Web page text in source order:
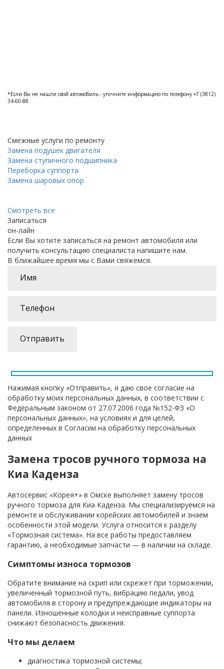
*Если Вы не нашли свой автомобиль - уточните информацию по телефону +7 (3812)
34-60-88
Смежные услуги по ремонту
Замена подушек двигателя
Замена ступичного подшипника
Переборка суппорта
Замена шаровых опор
Смотреть все
Записаться
он-лайн
Если Вы хотите записаться на ремонт автомобиля или
получить консультацию специалиста напишите нам.
В ближайшее время мы с Вами свяжемся.
Нажимая кнопку «Отправить», я даю свое согласие на
обработку моих персональных данных, в соответствии с
Федеральным законом от 27.07.2006 года №152-ФЗ «О
персональных данных», на условиях и для целей,
определенных в Согласии на обработку персональных
данных
Замена тросов ручного тормоза на
Киа Каденза
Автосервис «Корея+» в Омске выполняет замену тросов
ручного тормоза для Киа Каденза. Мы специализируемся на
ремонте и обслуживании корейских автомобилей и знаем
особенности этой модели. Услуга относится к разделу
«Тормозная система». На все работы предоставляем
гарантию, а необходимые запчасти — в наличии на складе.
Симптомы износа тормозов
Обратите внимание на скрип или скрежет при торможении,
увеличенный тормозной путь, вибрацию педали, увод
автомобиля в сторону и предупреждающие индикаторы на
панели. Изношенные колодки и неисправные суппорта
снижают безопасность движения.
Что мы делаем
диагностика тормозной системы;